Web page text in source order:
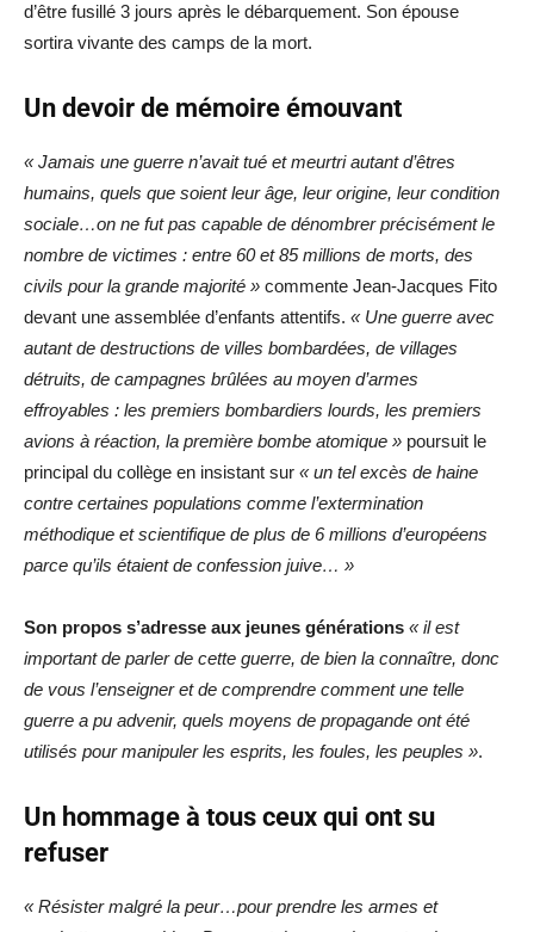
d’être fusillé 3 jours après le débarquement. Son épouse
sortira vivante des camps de la mort.
Un devoir de mémoire émouvant
« Jamais une guerre n’avait tué et meurtri autant d’êtres
humains, quels que soient leur âge, leur origine, leur condition
sociale…on ne fut pas capable de dénombrer précisément le
nombre de victimes : entre 60 et 85 millions de morts, des
civils pour la grande majorité » commente Jean-Jacques Fito
devant une assemblée d’enfants attentifs. « Une guerre avec
autant de destructions de villes bombardées, de villages
détruits, de campagnes brûlées au moyen d’armes
effroyables : les premiers bombardiers lourds, les premiers
avions à réaction, la première bombe atomique » poursuit le
principal du collège en insistant sur « un tel excès de haine
contre certaines populations comme l’extermination
méthodique et scientifique de plus de 6 millions d’européens
parce qu’ils étaient de confession juive… »
Son propos s’adresse aux jeunes générations « il est
important de parler de cette guerre, de bien la connaître, donc
de vous l’enseigner et de comprendre comment une telle
guerre a pu advenir, quels moyens de propagande ont été
utilisés pour manipuler les esprits, les foules, les peuples ».
Un hommage à tous ceux qui ont su
refuser
« Résister malgré la peur…pour prendre les armes et